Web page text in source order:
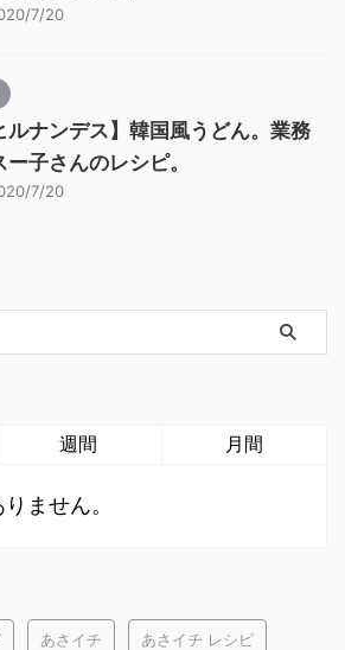
7/20
ルナンデス】韓国風うどん。業務
ー子さんのレシピ。
7/20
週間 月間
ません。
あさイチ あさイチ レシピ